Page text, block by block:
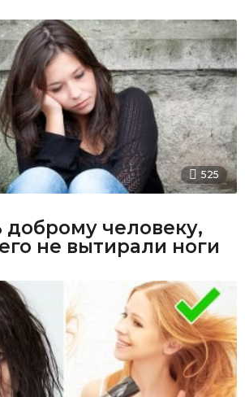
525
доброму человеку,
не вытирали ноги